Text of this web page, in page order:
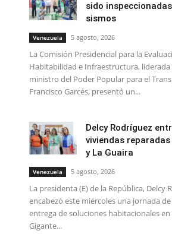
sido
sismos
Venezuela 5 agosto, 2026
La Comisión Presidencial para la
Habitabilidad e Infraestructura,
ministro del Poder Popular para el
Francisco Garcés, presentó un...
Delcy Rodríguez
viviendas
y La Guaira
Venezuela 5 agosto, 2026
La presidenta (E) de la República, Delcy
encabezó este miércoles una jornada
entrega de soluciones habitacionales
Gigante...